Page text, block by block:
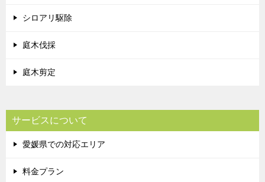
シロアリ駆除
庭木伐採
庭木剪定
サービスについて
愛媛県での対応エリア
料金プラン